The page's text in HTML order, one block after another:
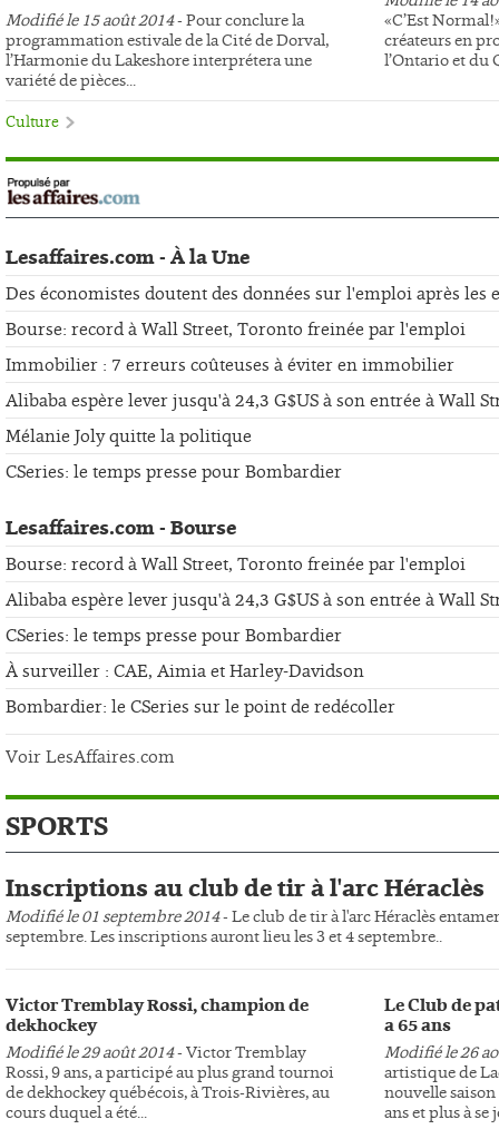
Modifié le 15 août 2014- Pour conclure la
programmation estivale de la Cité de Dorval,
l’Harmonie du Lakeshore interprétera une
variété de pièces...
«C’Est
créateurs en
l’Ontario et du
Culture
Lesaffaires.com - À la Une
Des économistes doutent des données sur l'emploi après
Bourse: record à Wall Street, Toronto freinée par l'emploi
Immobilier : 7 erreurs coûteuses à éviter en immobilier
Alibaba espère lever jusqu'à 24,3 G$US à son entrée à Wall
Mélanie Joly quitte la politique
CSeries: le temps presse pour Bombardier
Lesaffaires.com - Bourse
Bourse: record à Wall Street, Toronto freinée par l'emploi
Alibaba espère lever jusqu'à 24,3 G$US à son entrée à Wall
CSeries: le temps presse pour Bombardier
À surveiller : CAE, Aimia et Harley-Davidson
Bombardier: le CSeries sur le point de redécoller
Voir LesAffaires.com
SPORTS
Inscriptions au club de tir à l'arc Héraclès
Modifié le 01 septembre 2014- Le club de tir à l'arc Héraclès
septembre. Les inscriptions auront lieu les 3 et 4 septembre..
Victor Tremblay Rossi, champion de
dekhockey
Modifié le 29 août 2014- Victor Tremblay
Rossi, 9 ans, a participé au plus grand tournoi
de dekhockey québécois, à Trois-Rivières, au
cours duquel a été...
Le Club de
a 65 ans
Modifié le 26
artistique de
nouvelle
ans et plus à se